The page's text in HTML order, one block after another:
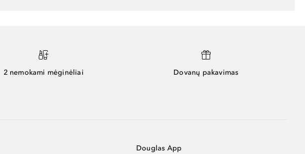
2 nemokami mėginėliai Dovanų pakavimas
Douglas App